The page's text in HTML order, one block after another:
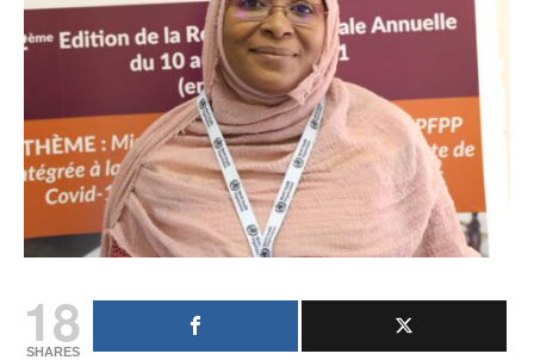
18
SHARES